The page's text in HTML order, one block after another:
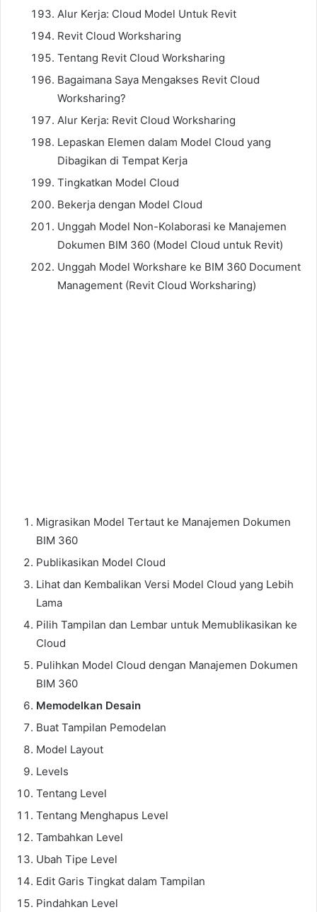
Alur Kerja: Cloud Model Untuk Revit
Revit Cloud Worksharing
Tentang Revit Cloud Worksharing
Bagaimana Saya Mengakses Revit Cloud
Worksharing?
Alur Kerja: Revit Cloud Worksharing
Lepaskan Elemen dalam Model Cloud yang
Dibagikan di Tempat Kerja
Tingkatkan Model Cloud
Bekerja dengan Model Cloud
Unggah Model Non-Kolaborasi ke Manajemen
Dokumen BIM 360 (Model Cloud untuk Revit)
Unggah Model Workshare ke BIM 360 Document
Management (Revit Cloud Worksharing)
Migrasikan Model Tertaut ke Manajemen Dokumen
BIM 360
Publikasikan Model Cloud
Lihat dan Kembalikan Versi Model Cloud yang Lebih
Lama
Pilih Tampilan dan Lembar untuk Memublikasikan ke
Cloud
Pulihkan Model Cloud dengan Manajemen Dokumen
BIM 360
Memodelkan Desain
Buat Tampilan Pemodelan
Model Layout
Levels
Tentang Level
Tentang Menghapus Level
Tambahkan Level
Ubah Tipe Level
Edit Garis Tingkat dalam Tampilan
Pindahkan Level